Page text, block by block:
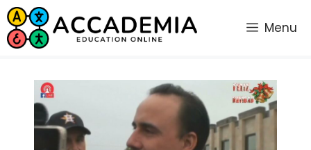
Saltar
al
contenido
Menu